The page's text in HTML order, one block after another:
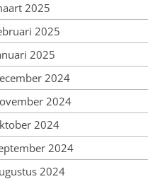
2025
2025
2025
2024
2024
2024
2024
2024